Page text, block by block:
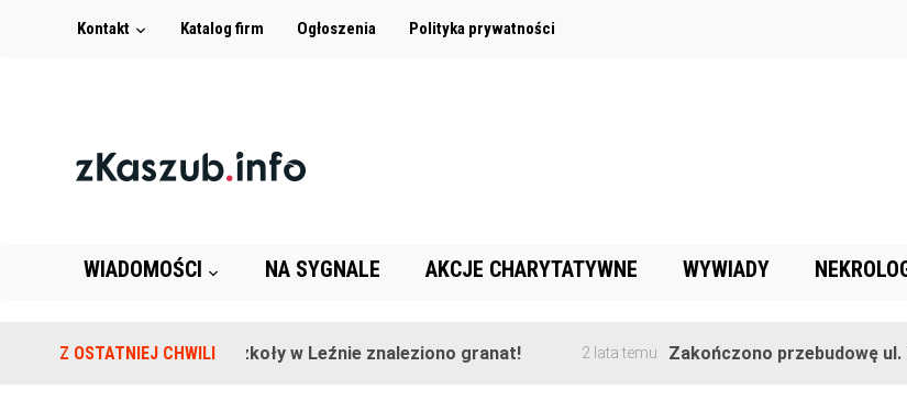
Kontakt Katalog firm Ogłoszenia Polityka prywatności
WIADOMOŚCI NA SYGNALE AKCJE CHARYTATYWNE WYWIADY
Z OSTATNIEJ CHWILI
Na terenie szkoły w Leźnie znaleziono granat! 2 lata temu Zakończono przebudowę ul.